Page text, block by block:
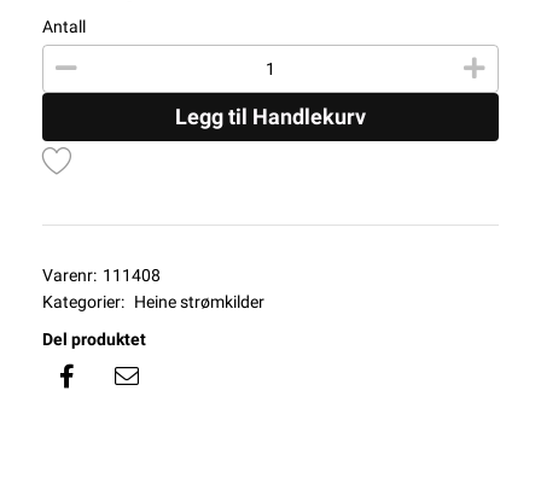
Antall
Legg til Handlekurv
Varenr: 111408
Kategorier: Heine strømkilder
Del produktet